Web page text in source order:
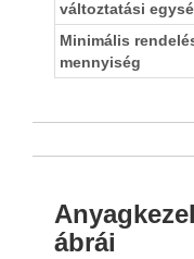
változtatási
Minimális
mennyiség
ábrái